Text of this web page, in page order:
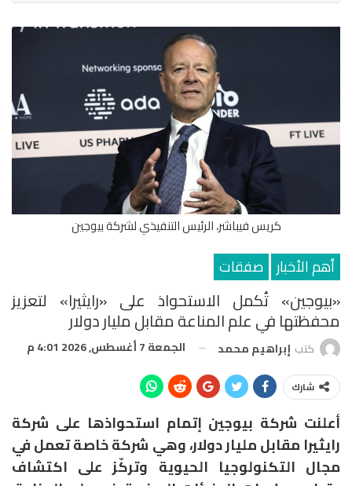
كريس فيباشر، الرئيس التنفيذي لشركة بيوجين
أهم الأخبار صفقات
«بيوجين» تُكمل الاستحواذ على «رايثيرا» لتعزيز
محفظتها في علم المناعة مقابل مليار دولار
كتب إبراهيم محمد الجمعة 7 أغسطس, 2026 4:01 م
شارك
أعلنت شركة بيوجين إتمام استحواذها على شركة
رايثيرا مقابل مليار دولار، وهي شركة خاصة تعمل في
مجال التكنولوجيا الحيوية وتركّز على اكتشاف